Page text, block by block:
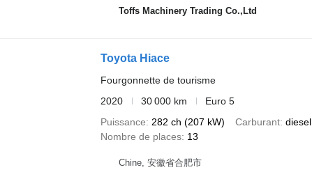
Toffs Machinery Trading Co.,Ltd
Toyota Hiace
Fourgonnette de tourisme
2020
30 000 km
Euro 5
Puissance
282 ch (207 kW) Carburant diesel
Nombre de places 13
Chine, 安徽省合肥市